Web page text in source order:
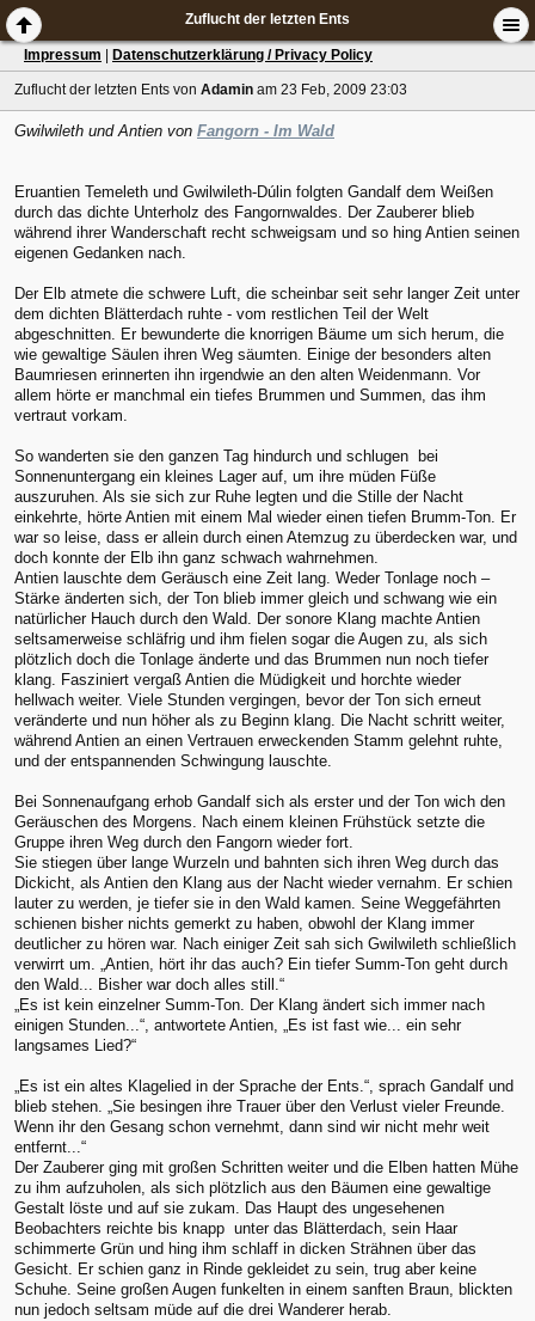
Zuflucht der letzten Ents
Impressum Datenschutzerklärung / Privacy Policy
Zuflucht der letzten Ents von Adamin am 23 Feb, 2009 23:03
Gwilwileth und Antien von Fangorn - Im Wald
Eruantien Temeleth und Gwilwileth-Dúlin folgten Gandalf dem Weißen
durch das dichte Unterholz des Fangornwaldes. Der Zauberer blieb
während ihrer Wanderschaft recht schweigsam und so hing Antien seinen
eigenen Gedanken nach.
Der Elb atmete die schwere Luft, die scheinbar seit sehr langer Zeit unter
dem dichten Blätterdach ruhte - vom restlichen Teil der Welt
abgeschnitten. Er bewunderte die knorrigen Bäume um sich herum, die
wie gewaltige Säulen ihren Weg säumten. Einige der besonders alten
Baumriesen erinnerten ihn irgendwie an den alten Weidenmann. Vor
allem hörte er manchmal ein tiefes Brummen und Summen, das ihm
vertraut vorkam.
So wanderten sie den ganzen Tag hindurch und schlugen bei
Sonnenuntergang ein kleines Lager auf, um ihre müden Füße
auszuruhen. Als sie sich zur Ruhe legten und die Stille der Nacht
einkehrte, hörte Antien mit einem Mal wieder einen tiefen Brumm-Ton. Er
war so leise, dass er allein durch einen Atemzug zu überdecken war, und
doch konnte der Elb ihn ganz schwach wahrnehmen.
Antien lauschte dem Geräusch eine Zeit lang. Weder Tonlage noch –
Stärke änderten sich, der Ton blieb immer gleich und schwang wie ein
natürlicher Hauch durch den Wald. Der sonore Klang machte Antien
seltsamerweise schläfrig und ihm fielen sogar die Augen zu, als sich
plötzlich doch die Tonlage änderte und das Brummen nun noch tiefer
klang. Fasziniert vergaß Antien die Müdigkeit und horchte wieder
hellwach weiter. Viele Stunden vergingen, bevor der Ton sich erneut
veränderte und nun höher als zu Beginn klang. Die Nacht schritt weiter,
während Antien an einen Vertrauen erweckenden Stamm gelehnt ruhte,
und der entspannenden Schwingung lauschte.
Bei Sonnenaufgang erhob Gandalf sich als erster und der Ton wich den
Geräuschen des Morgens. Nach einem kleinen Frühstück setzte die
Gruppe ihren Weg durch den Fangorn wieder fort.
Sie stiegen über lange Wurzeln und bahnten sich ihren Weg durch das
Dickicht, als Antien den Klang aus der Nacht wieder vernahm. Er schien
lauter zu werden, je tiefer sie in den Wald kamen. Seine Weggefährten
schienen bisher nichts gemerkt zu haben, obwohl der Klang immer
deutlicher zu hören war. Nach einiger Zeit sah sich Gwilwileth schließlich
verwirrt um. „Antien, hört ihr das auch? Ein tiefer Summ-Ton geht durch
den Wald... Bisher war doch alles still.“
„Es ist kein einzelner Summ-Ton. Der Klang ändert sich immer nach
einigen Stunden...“, antwortete Antien, „Es ist fast wie... ein sehr
langsames Lied?“
„Es ist ein altes Klagelied in der Sprache der Ents.“, sprach Gandalf und
blieb stehen. „Sie besingen ihre Trauer über den Verlust vieler Freunde.
Wenn ihr den Gesang schon vernehmt, dann sind wir nicht mehr weit
entfernt...“
Der Zauberer ging mit großen Schritten weiter und die Elben hatten Mühe
zu ihm aufzuholen, als sich plötzlich aus den Bäumen eine gewaltige
Gestalt löste und auf sie zukam. Das Haupt des ungesehenen
Beobachters reichte bis knapp unter das Blätterdach, sein Haar
schimmerte Grün und hing ihm schlaff in dicken Strähnen über das
Gesicht. Er schien ganz in Rinde gekleidet zu sein, trug aber keine
Schuhe. Seine großen Augen funkelten in einem sanften Braun, blickten
nun jedoch seltsam müde auf die drei Wanderer herab.